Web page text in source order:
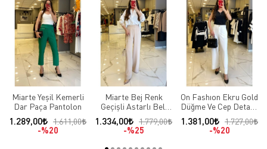
Miarte Yeşil Kemerli
Dar Paça Pantolon
1.289,00
1.611,00
%20
Miarte Bej Renk
Geçişli Astarlı Beli
Lastikli Pantolon
1.334,00
1.779,00
%25
On Fashıon Ekru Gold
Düğme Ve Cep Detaylı
Duble Paça Pantolon
1.381,00
1.727,00
%20